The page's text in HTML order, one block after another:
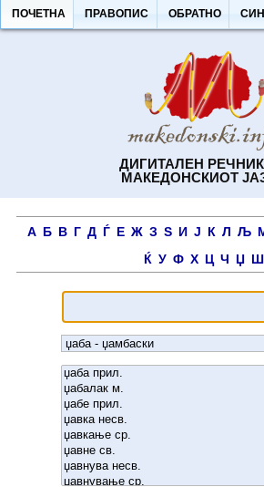
ДИГИТАЛЕН
МАКЕДОНСКИОТ
ПОЧЕТНА ПРАВОПИС ОБРАТНО
А Б В Г Д Ѓ Е Ж З Ѕ И Ј К Л Љ
Ќ У Ф Х Ц Ч Џ Ш